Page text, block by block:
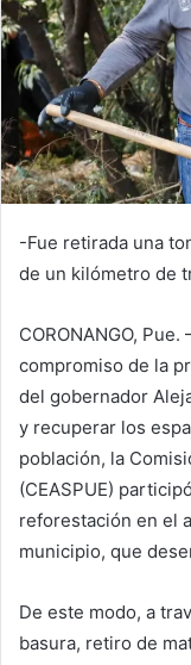
-Fue retirada una
de un kilómetro de
CORONANGO,
compromiso de la
del gobernador
y recuperar los
población, la
(CEASPUE)
reforestación en el
municipio, que
De este modo, a
basura, retiro de